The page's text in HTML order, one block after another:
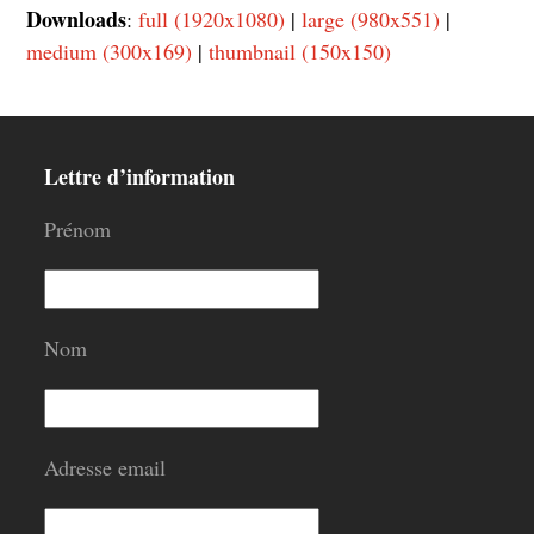
Downloads:full (1920x1080) |large (980x551) |
medium (300x169) |thumbnail (150x150)
Lettre d’information
Prénom
Nom
Adresse email